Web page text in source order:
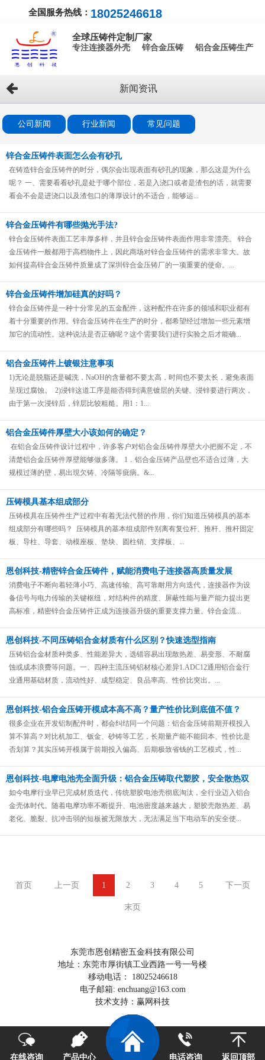
全国服务热线： 18025246618
全球压铸件定制厂家
专注连接器外壳 锌合金压铸 铝合金压铸生产
新闻资讯
公司新闻 行业新闻 常见问题
锌合金压铸件表面怎么会有砂孔
在铸造锌合金压铸件的时分，偶尔会出现表面有砂孔的现象，那么这是为什么
呢？ 一、需要看看砂孔是处于哪个部位，若是入浇口或者是渣包的话，就需要
看会不会是进浇口以及渣包口的薄厚设计的不适合，能够运...
锌合金压铸件有哪些抛光手法?
锌合金压铸件表面工艺丰厚多样，并且锌合金压铸件表面作用非常漂亮。 锌合
金压铸件一般都用于高档物件上，因此商场对锌合金压铸件的需求非常大。故
如何提高锌合金压铸件质量成了深圳锌合金压铸厂的一项重要的使命。...
锌合金压铸件增加硅真的好吗？
锌合金压铸件是一种十分常见的五金配件，这种配件在许多的领域和职业都有
着十分重要的作用。锌合金压铸件在生产的时分，都希望经过增加一些元素增
加它的流动性。这种说法是否正确呢？这个需要我们进行实验之后才能确...
铝合金压铸件上镀银注意事项
1)无论是脱脂还是碱洗，NaOH的含量都不要太高，时间也不要太长，避免表面
呈现过腐蚀。 2)浸锌这道工序是能否得到满意镀层的关键。浸锌要进行两次，
由于第一次浸锌后，锌层比较粗糙。用1：1...
铝合金压铸件厚壁大小该如何的确定？
在铝合金压铸件设计过程中，许多客户对铝合金压铸件厚壁大小把握不定，不
清楚铝合金压铸件厚壁能够做多薄。 1．铝合金压铸产品壁也不适合过薄，大
规模过薄的壁，易出現欠铸、冷隔等疵病。&...
压铸模具基本组成部分
压铸模具在压铸件生产过程中有着无法代替的作用，你们知道压铸模具的基本
组成部分有哪些吗？ 压铸模具的基本组成部件别离有复位杆、推杆、推杆固定
板、导柱、导套、动模座板、垫块、圆柱销、支撑板、...
恩创科技-精密锌合金压铸件，赋能消费电子连接器高质量发展
消费电子不断向着轻薄小巧、高速传输、高可靠耐用方向迭代，连接器作为设
备信号与电力传输的关键枢纽，对结构件的精度、屏蔽性能与量产能力提出更
高标准，精密锌合金压铸件正成为连接器升级的重要支撑力量。锌合金流...
恩创科技-不同压铸铝合金材质有什么区别？快速选型指南
压铸铝合金材质种类多、性能差异大，选错容易出现散热差、易变形、不耐腐
蚀或成本浪费等问题。一、四种主流压铸铝材核心差异1.ADC12通用铝合金行
业通用基础材质，流动性好、成型稳定、良品率高、性价比突出。...
恩创科技-铝合金压铸开模成本高不高？量产性价比到底值不值？
很多企业在开发铝制配件时，都会纠结同一个问题：铝合金压铸前期开模投入
算不算高？对比机加工、钣金、砂铸等工艺，长期量产能不能回本、性价比是
否划算？其实压铸开模属于前期投入偏高、后期极致省钱的工艺模式，性...
恩创科技-电摩电池壳全面升级：铝合金压铸取代塑胶，安全散热双
升级
如今电摩行业早已完成材质迭代，传统塑胶电池壳彻底淘汰，全行业迈入铝合
金壳体时代。随着电摩功率不断提升、电池密度越来越大，塑胶壳散热差、易
老化、脆裂、抗冲击弱的短板被无限放大，无法满足当下电动车的安全使...
首页 上一页 1 2 3 4 5 下一页
末页
东莞市恩创精密五金科技有限公司
地址：东莞市厚街镇工业西路一号一号楼
移动电话： 18025246618
电子邮箱: enchuang@163.com
技术支持：赢网科技
在线咨询 产品中心 电话咨询 返回顶部